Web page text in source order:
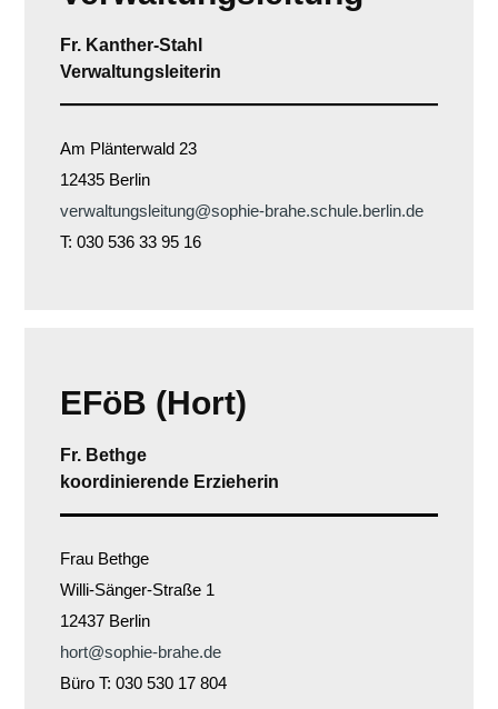
Fr. Kanther-Stahl
Verwaltungsleiterin
Am Plänterwald 23
12435 Berlin
verwaltungsleitung@sophie-brahe.schule.berlin.de
T: 030 536 33 95 16
EFöB (Hort)
Fr. Bethge
koordinierende Erzieherin
Frau Bethge
Willi-Sänger-Straße 1
12437 Berlin
hort@sophie-brahe.de
Büro T: 030 530 17 804